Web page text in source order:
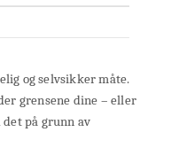
og selvsikker måte.
grensene dine – eller
på grunn av